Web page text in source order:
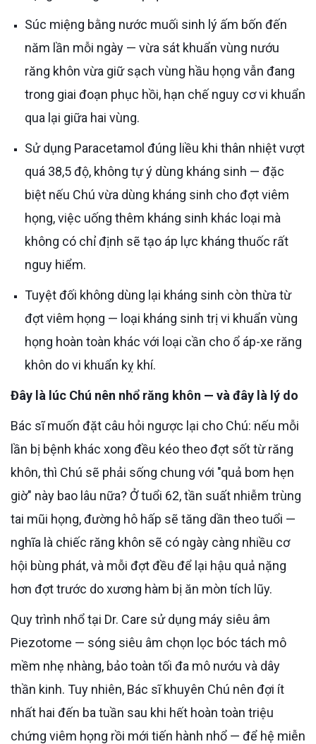
Súc miệng bằng nước muối sinh lý ấm bốn đến
năm lần mỗi ngày — vừa sát khuẩn vùng nướu
răng khôn vừa giữ sạch vùng hầu họng vẫn đang
trong giai đoạn phục hồi, hạn chế nguy cơ vi khuẩn
qua lại giữa hai vùng.
Sử dụng Paracetamol đúng liều khi thân nhiệt vượt
quá 38,5 độ, không tự ý dùng kháng sinh — đặc
biệt nếu Chú vừa dùng kháng sinh cho đợt viêm
họng, việc uống thêm kháng sinh khác loại mà
không có chỉ định sẽ tạo áp lực kháng thuốc rất
nguy hiểm.
Tuyệt đối không dùng lại kháng sinh còn thừa từ
đợt viêm họng — loại kháng sinh trị vi khuẩn vùng
họng hoàn toàn khác với loại cần cho ổ áp-xe răng
khôn do vi khuẩn kỵ khí.
Đây là lúc Chú nên nhổ răng khôn — và đây là lý do
Bác sĩ muốn đặt câu hỏi ngược lại cho Chú: nếu mỗi
lần bị bệnh khác xong đều kéo theo đợt sốt từ răng
khôn, thì Chú sẽ phải sống chung với "quả bom hẹn
giờ" này bao lâu nữa? Ở tuổi 62, tần suất nhiễm trùng
tai mũi họng, đường hô hấp sẽ tăng dần theo tuổi —
nghĩa là chiếc răng khôn sẽ có ngày càng nhiều cơ
hội bùng phát, và mỗi đợt đều để lại hậu quả nặng
hơn đợt trước do xương hàm bị ăn mòn tích lũy.
Quy trình nhổ tại Dr. Care sử dụng máy siêu âm
Piezotome — sóng siêu âm chọn lọc bóc tách mô
mềm nhẹ nhàng, bảo toàn tối đa mô nướu và dây
thần kinh. Tuy nhiên, Bác sĩ khuyên Chú nên đợi ít
nhất hai đến ba tuần sau khi hết hoàn toàn triệu
chứng viêm họng rồi mới tiến hành nhổ — để hệ miễn